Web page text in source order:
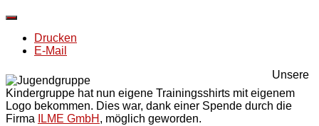
Drucken
E-Mail
Unsere
Kindergruppe hat nun eigene Trainingsshirts mit eigenem
Logo bekommen. Dies war, dank einer Spende durch die
Firma
ILME GmbH , möglich geworden.